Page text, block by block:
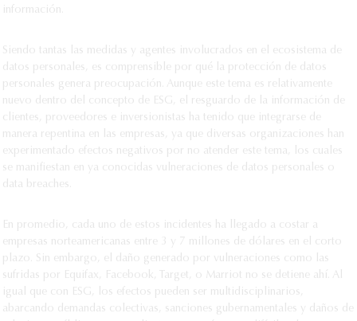
información.
Siendo tantas las medidas y agentes involucrados en el ecosistema de
datos personales, es comprensible por qué la protección de datos
personales genera preocupación. Aunque este tema es relativamente
nuevo dentro del concepto de ESG, el resguardo de la información de
clientes, proveedores e inversionistas ha tenido que integrarse de
manera repentina en las empresas, ya que diversas organizaciones han
experimentado efectos negativos por no atender este tema, los cuales
se manifiestan en ya conocidas vulneraciones de datos personales o
data breaches.
En promedio, cada uno de estos incidentes ha llegado a costar a
empresas norteamericanas entre 3 y 7 millones de dólares en el corto
plazo. Sin embargo, el daño generado por vulneraciones como las
sufridas por Equifax, Facebook, Target, o Marriot no se detiene ahí. Al
igual que con ESG, los efectos pueden ser multidisciplinarios,
abarcando demandas colectivas, sanciones gubernamentales y daños de